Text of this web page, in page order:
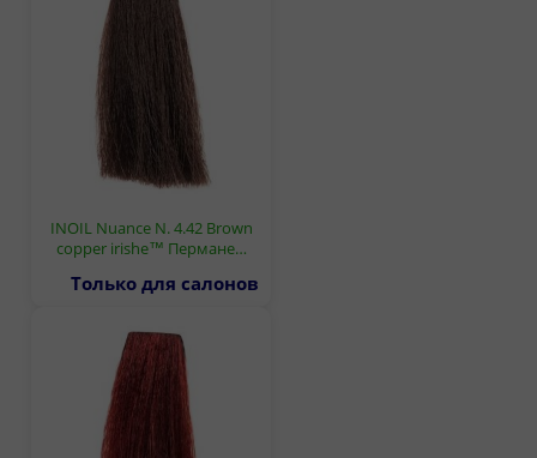
INOIL Nuance N. 4.42 Brown
copper irishe™ Пермане…
Только для салонов